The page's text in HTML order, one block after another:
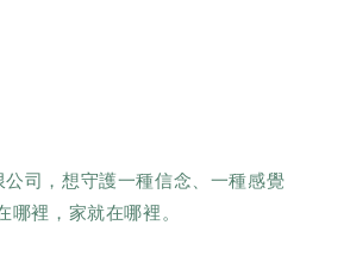
司，想守護一種信念、一種感覺
哪裡，家就在哪裡。